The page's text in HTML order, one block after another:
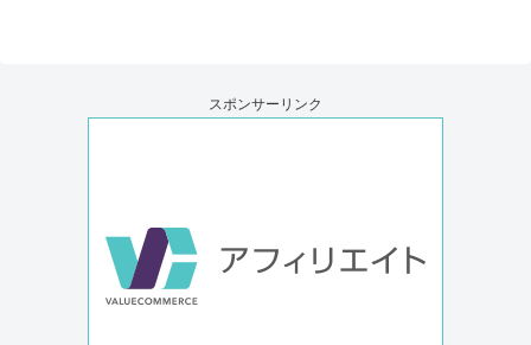
スポンサーリンク